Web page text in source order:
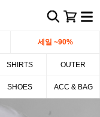
세일 ~90%
SHIRTS OUTER
SHOES ACC & BAG